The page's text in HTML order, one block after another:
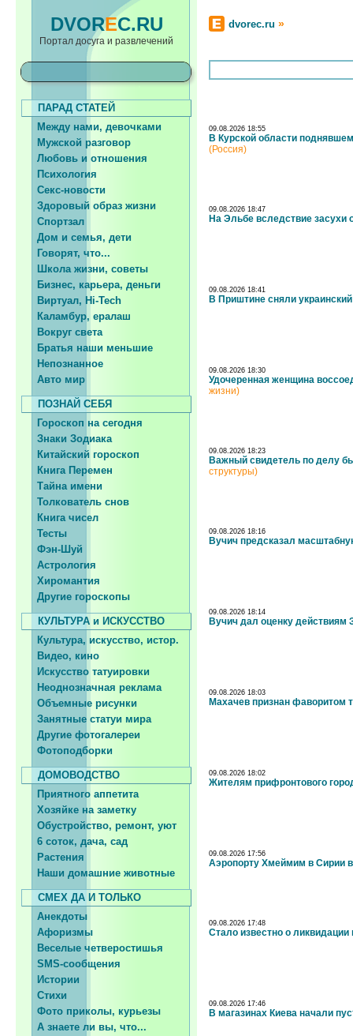
DVOREC.RU
Портал досуга и развлечений
dvorec.ru »
ПАРАД СТАТЕЙ
Между нами, девочками
Мужской разговор
Любовь и отношения
Психология
Секс-новости
Здоровый образ жизни
Спортзал
Дом и семья, дети
Говорят, что...
Школа жизни, советы
Бизнес, карьера, деньги
Виртуал, Hi-Tech
Каламбур, ералаш
Вокруг света
Братья наши меньшие
Непознанное
Авто мир
ПОЗНАЙ СЕБЯ
Гороскоп на сегодня
Знаки Зодиака
Китайский гороскоп
Книга Перемен
Тайна имени
Толкователь снов
Книга чисел
Тесты
Фэн-Шуй
Астрология
Хиромантия
Другие гороскопы
КУЛЬТУРА и ИСКУССТВО
Культура, искусство, истор.
Видео, кино
Искусство татуировки
Неоднозначная реклама
Объемные рисунки
Занятные статуи мира
Другие фотогалереи
Фотоподборки
ДОМОВОДСТВО
Приятного аппетита
Хозяйке на заметку
Обустройство, ремонт, уют
6 соток, дача, сад
Растения
Наши домашние животные
СМЕХ ДА И ТОЛЬКО
Анекдоты
Афоризмы
Веселые четверостишья
SMS-сообщения
Истории
Стихи
Фото приколы, курьезы
А знаете ли вы, что...
09.08.2026 18:55
В Курской области
(Россия)
09.08.2026 18:47
На Эльбе вследствие
09.08.2026 18:41
В Приштине сняли
09.08.2026 18:30
Удочеренная женщина
жизни)
09.08.2026 18:23
Важный свидетель по делу
структуры)
09.08.2026 18:16
Вучич предсказал
09.08.2026 18:14
Вучич дал оценку действиям
09.08.2026 18:03
Махачев признан фаворитом
09.08.2026 18:02
Жителям прифронтового
09.08.2026 17:56
Аэропорту Хмеймим в Сирии
09.08.2026 17:48
Стало известно о
09.08.2026 17:46
В магазинах Киева начали